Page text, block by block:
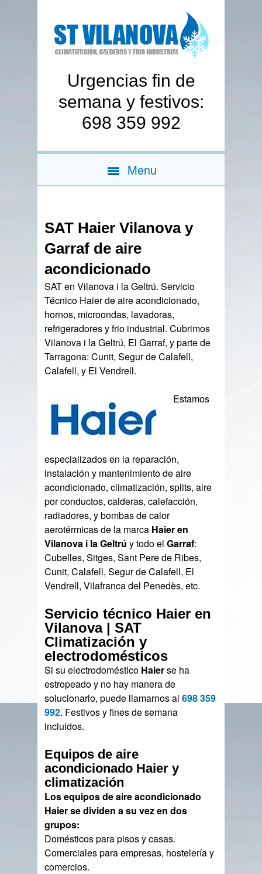
Urgencias fin de
semana y festivos:
698 359 992
Menu
SAT Haier Vilanova y
Garraf de aire
acondicionado
SAT en Vilanova i la Geltrú. Servicio
Técnico Haier de aire acondicionado,
hornos, microondas, lavadoras,
refrigeradores y frio industrial. Cubrimos
Vilanova i la Geltrú, El Garraf, y parte de
Tarragona: Cunit, Segur de Calafell,
Calafell, y El Vendrell.
Estamos
especializados en la reparación,
instalación y mantenimiento de aire
acondicionado, climatización, splits, aire
por conductos, calderas, calefacción,
radiadores, y bombas de calor
aerotérmicas de la marca Haier en
Vilanova i la Geltrú y todo elGarraf:
Cubelles, Sitges, Sant Pere de Ribes,
Cunit, Calafell, Segur de Calafell, El
Vendrell, Vilafranca del Penedès, etc.
Servicio técnico Haier en
Vilanova | SAT
Climatización y
electrodomésticos
Si su electrodoméstico Haierse ha
estropeado y no hay manera de
solucionarlo, puede llamarnos al698 359
992. Festivos y fines de semana
incluidos.
Equipos de aire
acondicionado Haier y
climatización
Los equipos de aire acondicionado
Haier se dividen a su vez en dos
grupos:
Domésticos para pisos y casas.
Comerciales para empresas, hostelería y
comercios.